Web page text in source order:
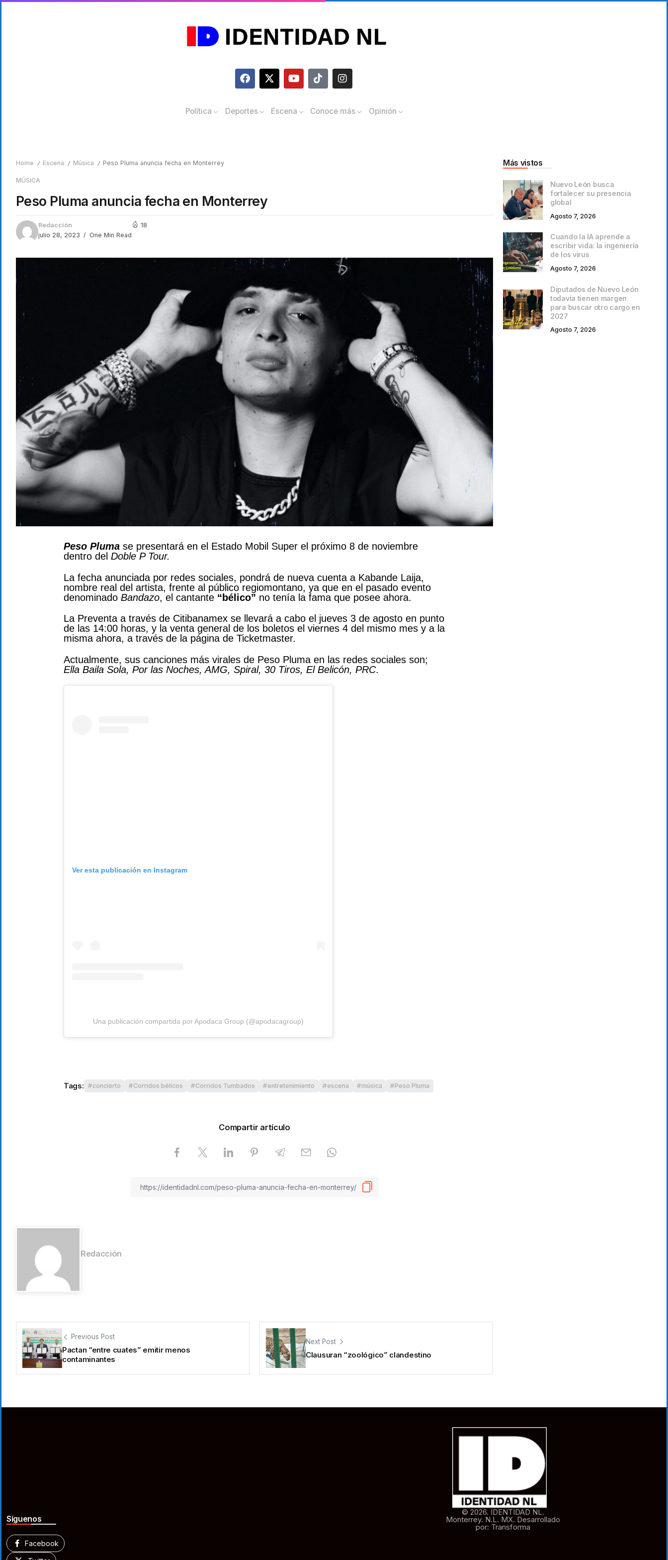
Política Deportes Escena Conoce más Opinión
Home / Escena / Música / Peso Pluma anuncia fecha en Monterrey
MÚSICA
Peso Pluma anuncia fecha en Monterrey
Redacción
julio 28, 2023
One Min Read
18
Peso Pluma se presentará en el Estado Mobil Super el próximo 8 de noviembre
dentro del Doble P Tour.
La fecha anunciada por redes sociales, pondrá de nueva cuenta a Kabande Laija,
nombre real del artista, frente al público regiomontano, ya que en el pasado evento
denominado Bandazo, el cantante “bélico” no tenía la fama que posee ahora.
La Preventa a través de Citibanamex se llevará a cabo el jueves 3 de agosto en punto
de las 14:00 horas, y la venta general de los boletos el viernes 4 del mismo mes y a la
misma ahora, a través de la página de Ticketmaster.
Actualmente, sus canciones más virales de Peso Pluma en las redes sociales son;
Ella Baila Sola, Por las Noches, AMG, Spiral, 30 Tiros, El Belicón, PRC.
Ver esta publicación en Instagram
Una publicación compartida por Apodaca Group (@apodacagroup)
Tags: concierto Corridos bélicos Corridos Tumbados entretenimiento escena música Peso Pluma
Compartir artículo
Redacción
Previous Post
Pactan “entre cuates” emitir menos
contaminantes
Next Post
Clausuran “zoológico” clandestino
Más vistos
Nuevo León busca
fortalecer su presencia
global
Agosto 7, 2026
Cuando la IA aprende a
escribir vida: la ingeniería
de los virus
Agosto 7, 2026
Diputados de Nuevo León
todavía tienen margen
para buscar otro cargo en
2027
Agosto 7, 2026
Síguenos
Facebook
© 2026. IDENTIDAD NL.
Monterrey. N.L. MX. Desarrollado
por: Transforma